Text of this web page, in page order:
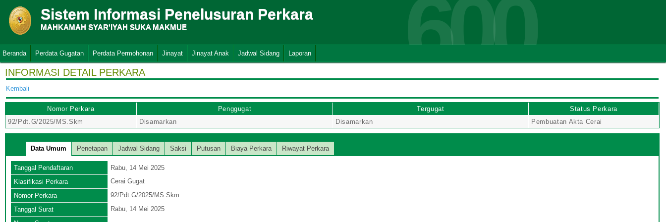
Sistem Informasi Penelusuran Perkara
MAHKAMAH SYAR'IYAH SUKA MAKMUE 600
Beranda Perdata Gugatan Perdata Permohonan Jinayat Jinayat Anak Jadwal Sidang Laporan
INFORMASI DETAIL PERKARA
Kembali
Nomor Perkara Penggugat Tergugat
Status Perkara
92/Pdt.G/2025/MS.Skm
Disamarkan Disamarkan Pembuatan Akta Cerai
Data Umum Penetapan Jadwal Sidang Saksi Putusan Biaya Perkara Riwayat Perkara
Tanggal Pendaftaran
Rabu, 14 Mei 2025
Klasifikasi Perkara
Cerai Gugat
Nomor Perkara
92/Pdt.G/2025/MS.Skm
Tanggal Surat
Rabu, 14 Mei 2025